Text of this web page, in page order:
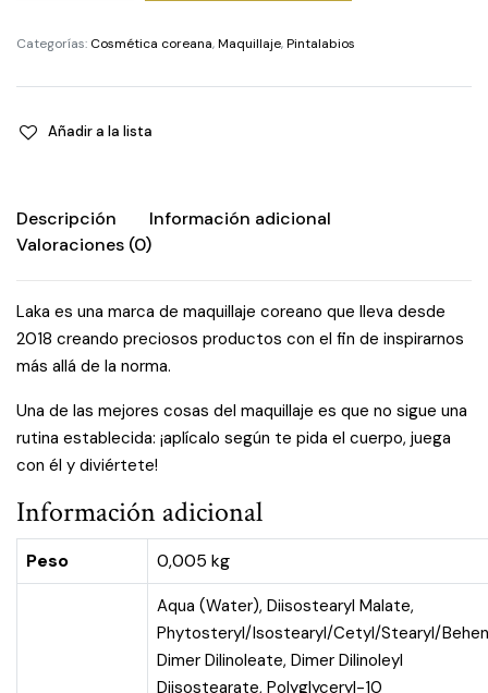
-
Rose
Categorías: Cosmética coreana,Maquillaje,Pintalabios
Añadir a la lista
Descripción
Información adicional
Valoraciones (0)
Laka es una marca de maquillaje coreano que lleva desde
2018 creando preciosos productos con el fin de inspirarnos
más allá de la norma.
Una de las mejores cosas del maquillaje es que no sigue una
rutina establecida: ¡aplícalo según te pida el cuerpo, juega
con él y diviértete!
Información adicional
Peso 0,005 kg
Aqua (Water), Diisostearyl Malate,
Phytosteryl/Isostearyl/Cetyl/Stearyl/
Dimer Dilinoleate, Dimer Dilinoleyl
Diisostearate, Polyglyceryl-10